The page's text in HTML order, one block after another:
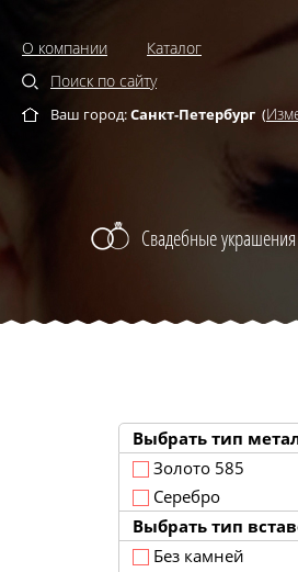
О компании
Каталог
Поиск по сайту
Ваш город:Санкт-Петербург (
Свадебные украшения
Выбрать тип
Золото 585
Серебро
Выбрать тип
Без камней